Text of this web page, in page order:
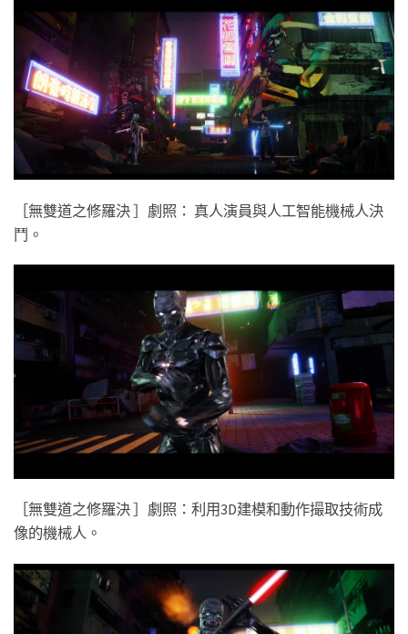
［無雙道之修羅決 ］劇照： 真人演員與人工智能機械人決
鬥。
［無雙道之修羅決 ］劇照：利用3D建模和動作撮取技術成
像的機械人。